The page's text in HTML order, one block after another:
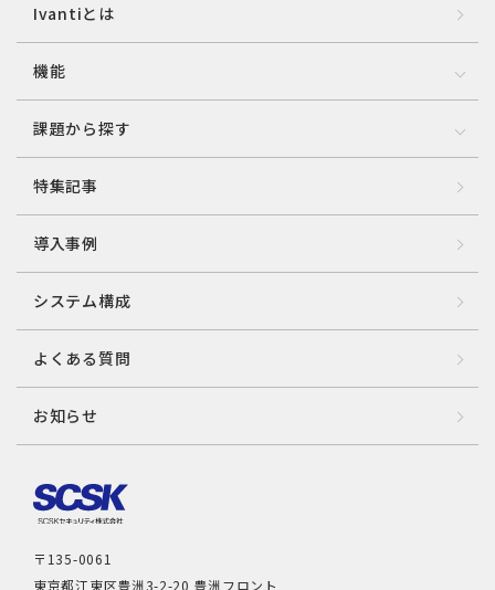
特集記事
導入事例
システム構成
よくある質問
お知らせ
Ivantiとは
機能
課題から探す
〒135-0061
東京都江東区豊洲3-2-20 豊洲フロント